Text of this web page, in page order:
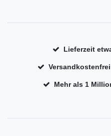
Lieferzeit
Mehr als 1